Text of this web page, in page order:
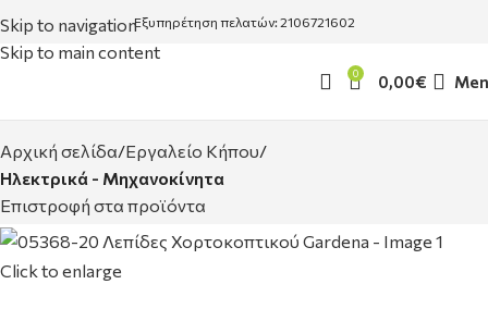
Skip to navigation
Skip to main content
Εξυπηρέτηση πελατών: 2106721602
0 0,00€
Αρχική σελίδα Εργαλείο Κήπου
Ηλεκτρικά - Μηχανοκίνητα
Επιστροφή στα προϊόντα
Click to enlarge